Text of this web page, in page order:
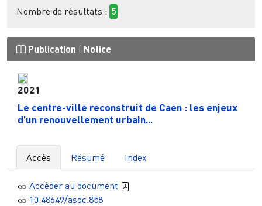
Nombre de résultats : 5
Publication Notice
2021
Le centre-ville reconstruit de Caen : les enjeux
d’un renouvellement urbain...
Accès Résumé Index
Accèder au document
10.48649/asdc.858